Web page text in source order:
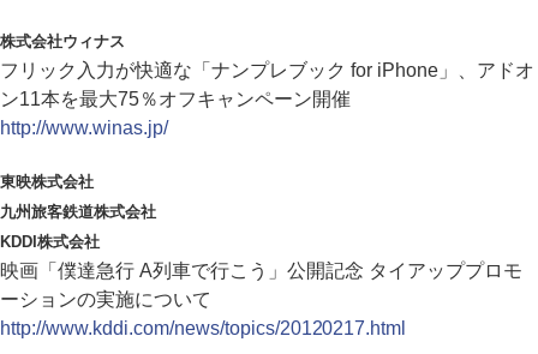
株式会社ウィナス
フリック入力が快適な「ナンプレブック for iPhone」、アドオ
ン11本を最大75％オフキャンペーン開催
http://www.winas.jp/
東映株式会社
九州旅客鉄道株式会社
KDDI株式会社
映画「僕達急行 A列車で行こう」公開記念 タイアッププロモ
ーションの実施について
http://www.kddi.com/news/topics/20120217.html